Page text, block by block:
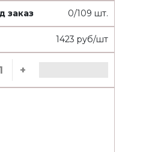
0/109 шт.
1423 руб/шт
+